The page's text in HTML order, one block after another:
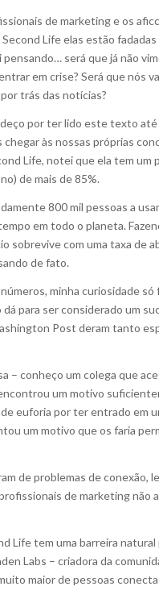
de marketing e os
Life elas estão
será que já não
em crise? Será que nós
trás das notícias?
por ter lido este texto
às nossas próprias
Life, notei que ela tem um
de mais de 85%.
800 mil pessoas a
em todo o planeta.
sobrevive com uma taxa de
de fato.
minha curiosidade
dá para ser considerado um
Post deram tanto
– conheço um colega que
um motivo
euforia por ter entrado em
um motivo que os faria
de problemas de
de marketing não
Life tem uma barreira
Labs – criadora da
maior de pessoas